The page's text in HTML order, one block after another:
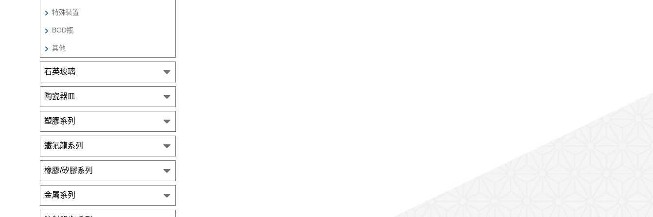
特殊裝置
BOD瓶
其他
石英玻璃
陶瓷器皿
塑膠系列
鐵氟龍系列
橡膠/矽膠系列
金屬系列